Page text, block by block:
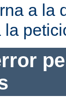
a la
la